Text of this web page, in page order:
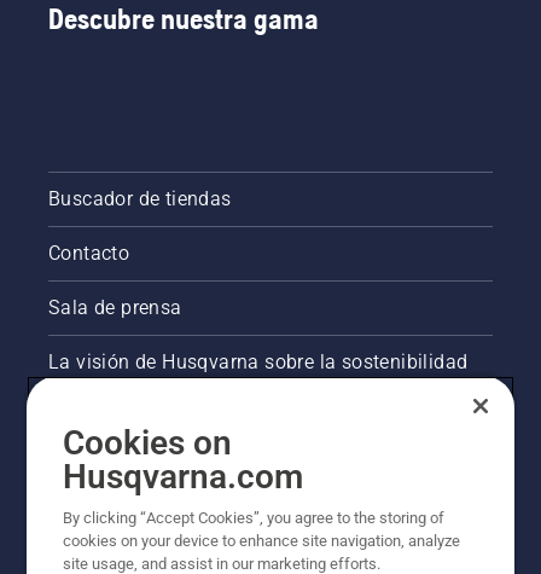
Descubre nuestra gama
Buscador de tiendas
Contacto
Sala de prensa
La visión de Husqvarna sobre la sostenibilidad
Otros sitios de Husqvarna
Cookies on
Husqvarna.com
By clicking “Accept Cookies”, you agree to the storing of
cookies on your device to enhance site navigation, analyze
site usage, and assist in our marketing efforts.